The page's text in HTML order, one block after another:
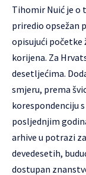
Tihomir Nuić je
priredio opsežan
opisujući
korijena. Za
desetljećima.
smjeru, prema
korespondenciju
posljednjim
arhive u potrazi
devedesetih,
dostupan